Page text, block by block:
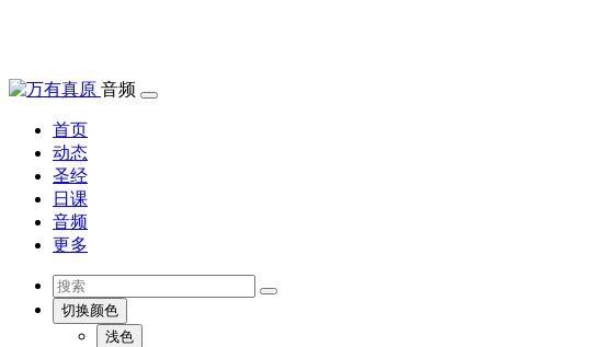
音频
首页
动态
圣经
日课
音频
更多
切换颜色
浅色